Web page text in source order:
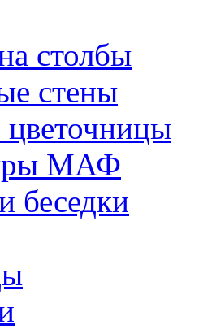
столбы
стены
МАФ
беседки